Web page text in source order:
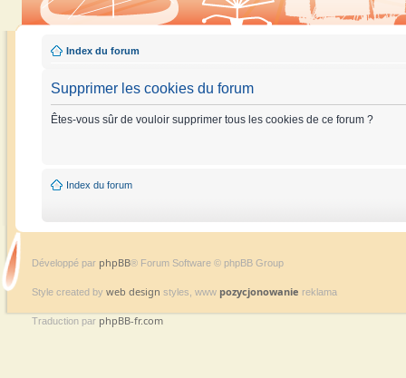
Index du forum
Supprimer les cookies du forum
Êtes-vous sûr de vouloir supprimer tous les cookies de ce forum ?
Index du forum
Développé par phpBB® Forum Software © phpBB Group
Style created by web design styles, www pozycjonowanie reklama
Traduction par phpBB-fr.com